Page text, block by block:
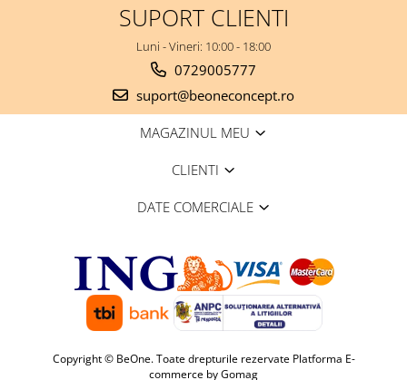
SUPORT CLIENTI
Luni - Vineri: 10:00 - 18:00
0729005777
suport@beoneconcept.ro
MAGAZINUL MEU
CLIENTI
DATE COMERCIALE
Copyright © BeOne. Toate drepturile rezervate Platforma E-
commerce by Gomag